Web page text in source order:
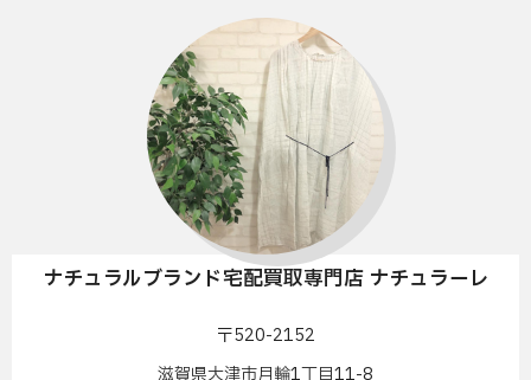
ナチュラルブランド宅配買取専門店 ナチュラーレ
〒520-2152
滋賀県大津市月輪1丁目11-8